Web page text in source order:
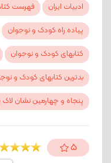
ادبیات ایران
فهرست
پیاده راه کودک و نوجوان
کتابهای کودک و نوجوان
بدترین کتابهای کودک و
پنجاه و چهارمین نشان
5